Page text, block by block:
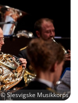
© Slesvigske Musikkorps